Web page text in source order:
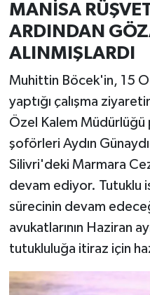
MANİSA
ARDINDAN
ALINMIŞLARDI
Muhittin Böcek'in, 15
yaptığı çalışma
Özel Kalem Müdürlüğü
şoförleri Aydın
Silivri'deki Marmara
devam ediyor. Tutuklu
sürecinin devam
avukatlarının Haziran
tutukluluğa itiraz için